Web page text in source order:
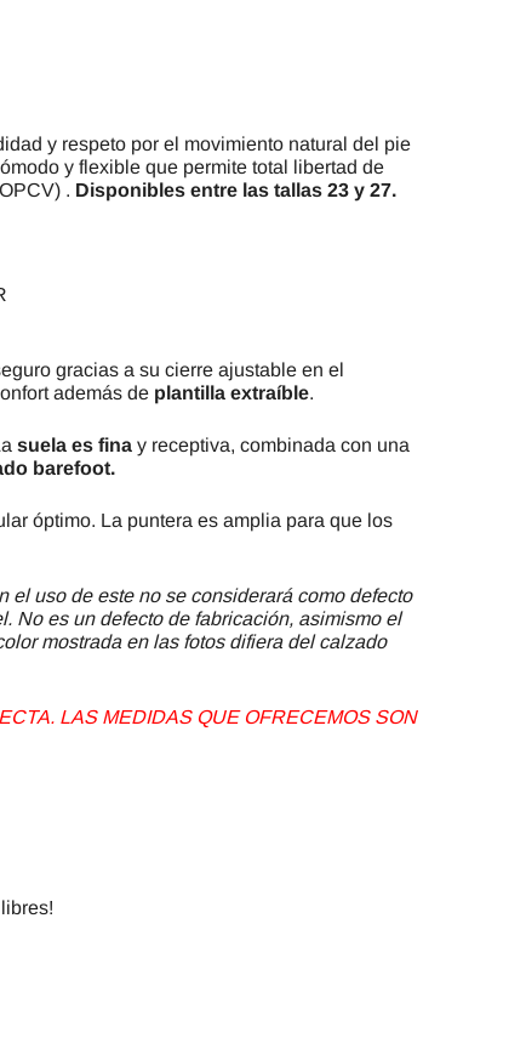
y respeto por el movimiento natural del pie
y flexible que permite total libertad de
. Disponibles entre las tallas 23 y 27.
gracias a su cierre ajustable en el
además de plantilla extraíble.
suela es fina y receptiva, combinada con una
barefoot.
óptimo. La puntera es amplia para que los
uso de este no se considerará como defecto
No es un defecto de fabricación, asimismo el
mostrada en las fotos difiera del calzado
LAS MEDIDAS QUE OFRECEMOS SON